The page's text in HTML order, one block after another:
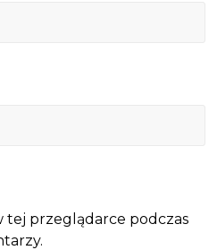
tej przeglądarce podczas